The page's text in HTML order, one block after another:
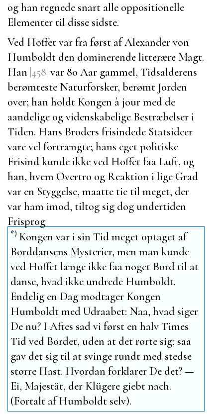
og han regnede snart alle oppositionelle
Elementer til disse sidste.
Ved Hoffet var fra først afAlexander von
Humboldt den dominerende litterære Magt.
Han |458| var 80 Aar gammel, Tidsalderens
berømteste Naturforsker, berømt Jorden
over; han holdt Kongen à jour med de
aandelige og videnskabelige Bestræbelser i
Tiden. Hans Broders frisindede Statsideer
vare vel fortrængte; hans eget politiske
Frisind kunde ikke ved Hoffet faa Luft, og
han, hvem Overtro og Reaktion i lige Grad
var en Styggelse, maatte tie til meget, der
var ham imod, tiltog sig dog undertiden
Frisprog
*) Kongen var i sin Tid meget optaget af
Borddansens Mysterier, men man kunde
ved Hoffet længe ikke faa noget Bord til at
danse, hvad ikke undrede Humboldt.
Endelig en Dag modtager Kongen
Humboldtmed Udraabet: Naa, hvad siger
De nu? I Aftes sad vi først en halv Times
Tid ved Bordet, uden at det rørte sig; saa
gav det sig til at svinge rundt med stedse
større Hast. Hvordan forklarer De det? —
Ei, Majestät, der Klügere giebt nach.
(Fortalt afHumboldt selv).